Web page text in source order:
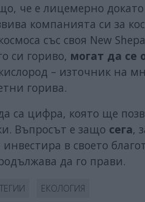
че е лицемерно
компанията си за
със своя New
си гориво, могат да се
– източник на
горива.
са цифра, която ще
Въпросът е защо сега,
в своето
да го прави.
ЕКОЛОГИЯ